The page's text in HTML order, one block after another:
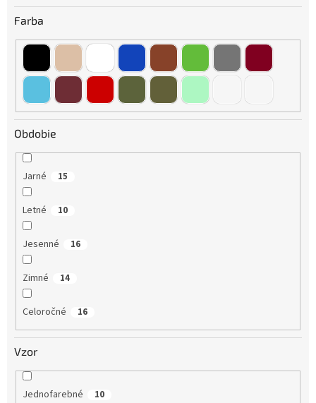
Farba
Obdobie
Jarné 15
Letné 10
Jesenné 16
Zimné 14
Celoročné 16
Vzor
Jednofarebné 10